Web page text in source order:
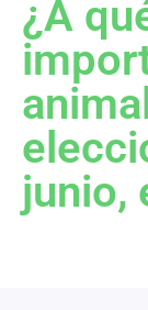
¿A
junio,